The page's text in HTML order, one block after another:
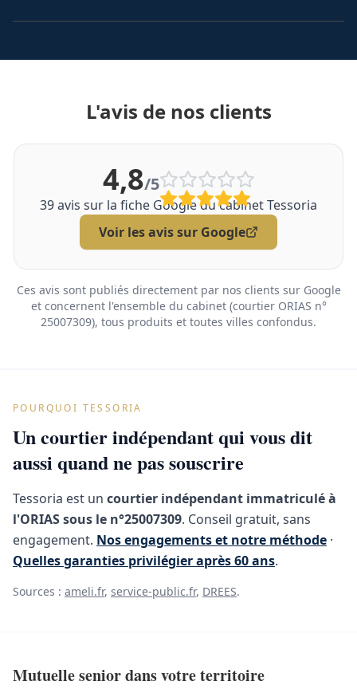
L'avis de nos clients
4,8/5
39avis sur la fiche Google du cabinet Tessoria
Voir les avis sur Google
Ces avis sont publiés directement par nos clients sur Google
et concernent l'ensemble du cabinet (courtier ORIAS n°
25007309), tous produits et toutes villes confondus.
POURQUOI TESSORIA
Un courtier indépendant qui vous dit
aussi quand ne pas souscrire
Tessoria est un courtier indépendant immatriculé à
l'ORIAS sous le n°25007309. Conseil gratuit, sans
engagement. Nos engagements et notre méthode ·
Quelles garanties privilégier après 60 ans.
Sources : ameli.fr, service-public.fr, DREES.
Mutuelle senior dans votre territoire